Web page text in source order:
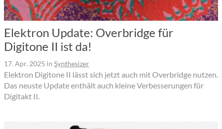
Elektron Update: Overbridge für
Digitone II ist da!
17. Apr. 2025 in Synthesizer
Elektron Digitone II lässt sich jetzt auch mit Overbridge nutzen.
Das neuste Update enthält auch kleine Verbesserungen für
Digitakt II.